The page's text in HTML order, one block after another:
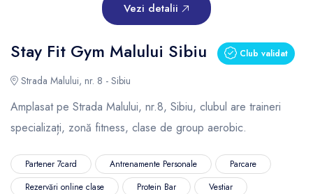
Vezi detalii
Stay Fit Gym Malului Sibiu Club validat
Strada Malului, nr. 8 - Sibiu
Amplasat pe Strada Malului, nr.8, Sibiu, clubul are traineri
specializați, zonă fitness, clase de group aerobic.
Partener 7card Antrenamente Personale
Parcare
Rezervări online clase
Protein Bar
Vestiar